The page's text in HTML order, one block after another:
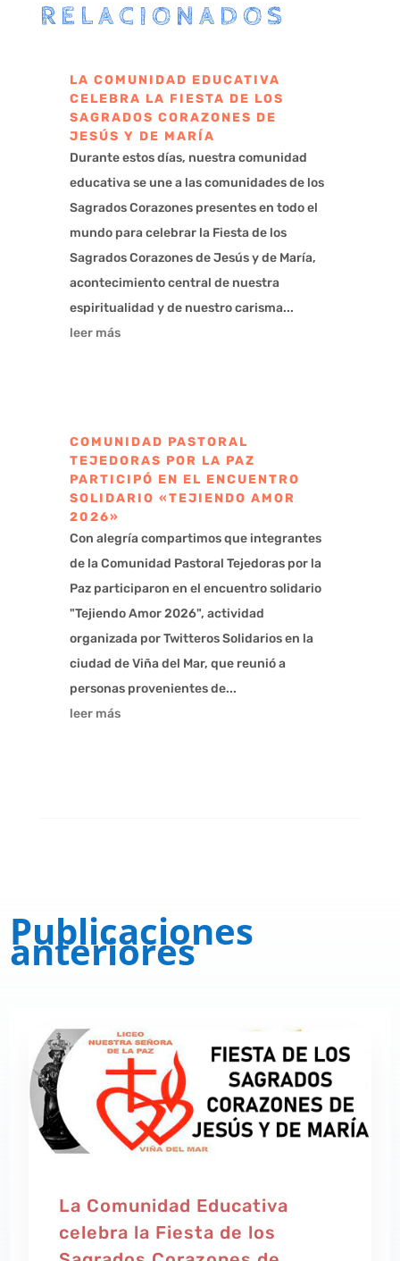
RELACIONADOS
LA COMUNIDAD EDUCATIVA
CELEBRA LA FIESTA DE LOS
SAGRADOS CORAZONES DE
JESÚS Y DE MARÍA
Durante estos días, nuestra comunidad
educativa se une a las comunidades de los
Sagrados Corazones presentes en todo el
mundo para celebrar la Fiesta de los
Sagrados Corazones de Jesús y de María,
acontecimiento central de nuestra
espiritualidad y de nuestro carisma...
leer más
COMUNIDAD PASTORAL
TEJEDORAS POR LA PAZ
PARTICIPÓ EN EL ENCUENTRO
SOLIDARIO «TEJIENDO AMOR
2026»
Con alegría compartimos que integrantes
de la Comunidad Pastoral Tejedoras por la
Paz participaron en el encuentro solidario
"Tejiendo Amor 2026", actividad
organizada por Twitteros Solidarios en la
ciudad de Viña del Mar, que reunió a
personas provenientes de...
leer más
Publicaciones
anteriores
La Comunidad Educativa
celebra la Fiesta de los